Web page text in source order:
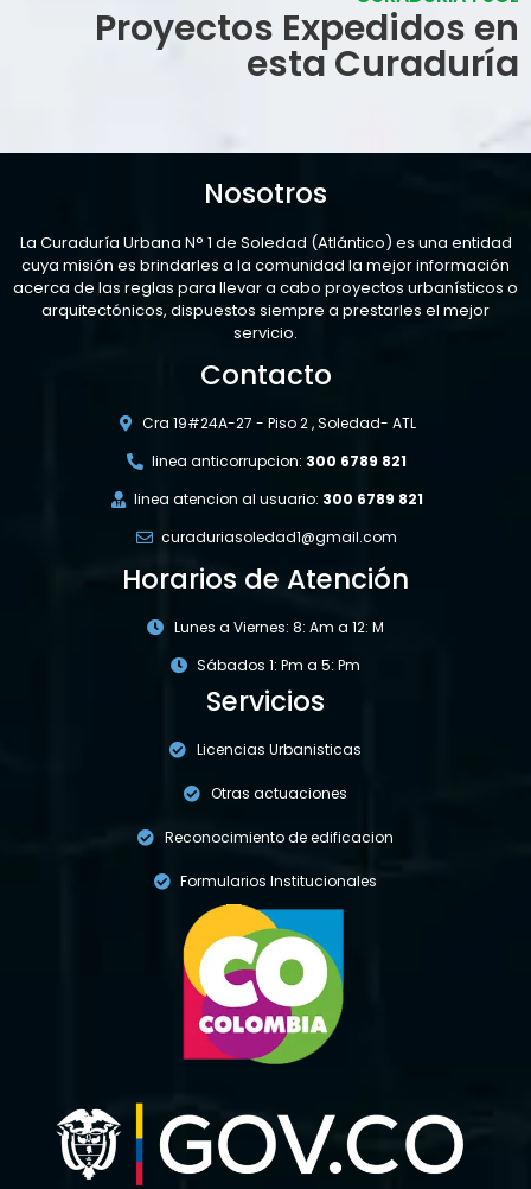
Proyectos Expedidos en
esta Curaduría
Nosotros
La Curaduría Urbana N° 1 de Soledad (Atlántico) es una entidad
cuya misión es brindarles a la comunidad la mejor información
acerca de las reglas para llevar a cabo proyectos urbanísticos o
arquitectónicos, dispuestos siempre a prestarles el mejor
servicio.
Contacto
Cra 19#24A-27 - Piso 2 , Soledad- ATL
linea anticorrupcion: 300 6789 821
linea atencion al usuario: 300 6789 821
curaduriasoledad1@gmail.com
Horarios de Atención
Lunes a Viernes: 8: Am a 12: M
Sábados 1: Pm a 5: Pm
Servicios
Licencias Urbanisticas
Otras actuaciones
Reconocimiento de edificacion
Formularios Institucionales